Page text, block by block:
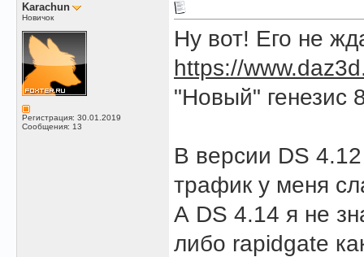
Karachun
Новичок
Регистрация: 30.01.2019
Сообщения: 13
Ну вот! Его не
https://
"Новый" генезис
В версии DS
трафик у меня
А DS 4.14 я не
либо rapidgate